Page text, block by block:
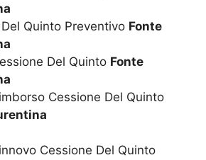
Quinto Preventivo Fonte
Del Quinto Fonte
Cessione Del Quinto
Cessione Del Quinto